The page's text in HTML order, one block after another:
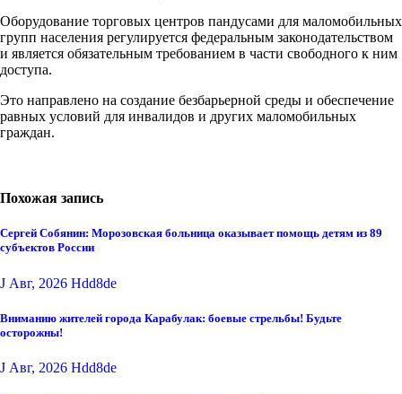
Оборудование торговых центров пандусами для маломобильных
групп населения регулируется федеральным законодательством
и является обязательным требованием в части свободного к ним
доступа.
Это направлено на создание безбарьерной среды и обеспечение
равных условий для инвалидов и других маломобильных
граждан.
Похожая запись
Сергей Собянин: Морозовская больница оказывает помощь детям из 89
субъектов России
J Авг, 2026 Hdd8de
Вниманию жителей города Карабулак: боевые стрельбы! Будьте
осторожны!
J Авг, 2026 Hdd8de